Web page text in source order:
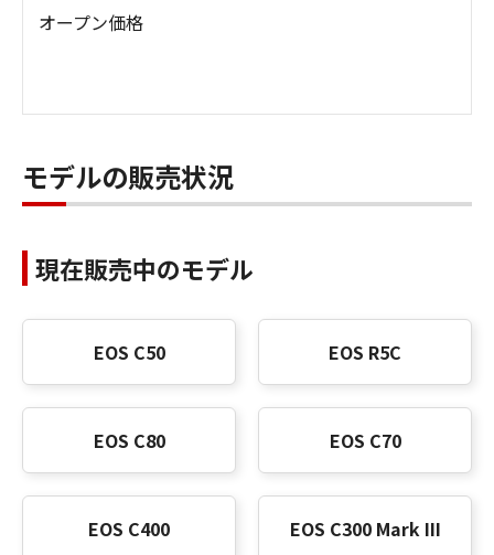
オープン価格
モデルの販売状況
現在販売中のモデル
EOS C50 EOS R5C
EOS C80 EOS C70
EOS C400 EOS C300 Mark III